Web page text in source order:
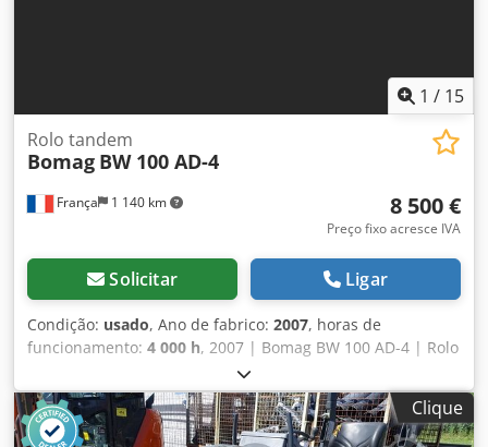
1 / 15
França 1 140 km
Rolo tandem
Bomag BW 100 AD-4
8 500 €
Preço fixo acresce IVA
Solicitar Ligar
Condição: usado, Ano de fabrico: 2007, horas de
funcionamento: 4 000 h, 2007 | Bomag BW 100 AD-4 | Rolo
Compactador Tandem Usado | 4000 horas 📍 Localização:
França 🚛 Entrega disponível para o seu destino – Utilize
nossa calculadora de frete para estimar os custos de
transporte! 💰 Compre agora por EUR 8.500 ou faça uma
Clique